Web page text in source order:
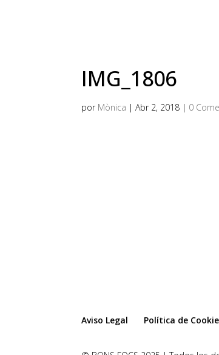
IMG_1806
por Mònica |Abr 2, 2018 | 0
Aviso Legal Política de